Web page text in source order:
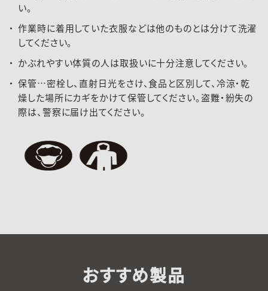
い。
作業時に着用していた衣服などは他のものとは分けて洗濯
してください。
かぶれやすい体質の人は取扱いに十分注意してください。
保管…密栓し、直射日光をさけ、食品と区別して、冷涼・乾
燥した場所にカギをかけて保管してください。盗難・紛失の
際は、警察に届け出てください。
おすすめ製品